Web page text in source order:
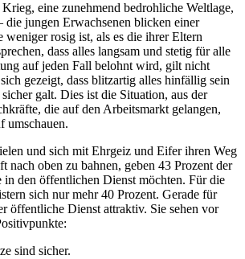
eine zunehmend bedrohliche Weltlage,
die jungen Erwachsenen blicken einer
weniger rosig ist, als es die ihrer Eltern
dass alles langsam und stetig für alle
auf jeden Fall belohnt wird, gilt nicht
gezeigt, dass blitzartig alles hinfällig sein
galt. Dies ist die Situation, aus der
die auf den Arbeitsmarkt gelangen,
umschauen.
und sich mit Ehrgeiz und Eifer ihren Weg
nach oben zu bahnen, geben 43 Prozent der
in den öffentlichen Dienst möchten. Für die
sich nur mehr 40 Prozent. Gerade für
öffentliche Dienst attraktiv. Sie sehen vor
sind sicher.